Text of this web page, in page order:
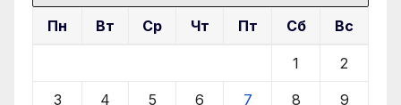
Пн Вт Ср Чт Пт Сб Вс
1 2
3 4 5 6 7 8 9